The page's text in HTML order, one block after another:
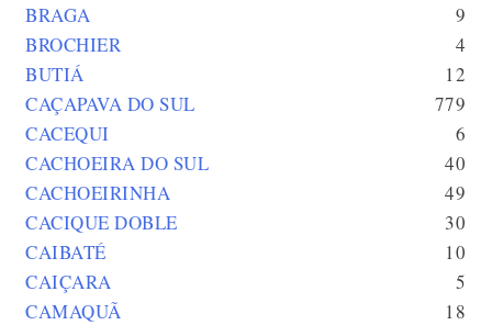
BRAGA
9
BROCHIER
4
BUTIÁ
12
CAÇAPAVA DO SUL
779
CACEQUI
6
CACHOEIRA DO SUL
40
CACHOEIRINHA
49
CACIQUE DOBLE
30
CAIBATÉ
10
CAIÇARA
5
CAMAQUÃ
18